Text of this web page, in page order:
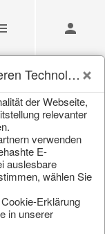
für
& Interieur
Gläser
Verwendung von Cookies und anderen Technologien
von
der Webseite,
relevanter
verwenden
E-
auslesbare
wählen Sie
Erklärung
in unserer